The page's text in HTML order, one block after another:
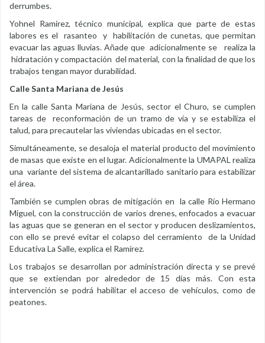
derrumbes.
Yohnel Ramírez, técnico municipal, explica que parte de estas
labores es el rasanteo y habilitación de cunetas, que permitan
evacuar las aguas lluvias. Añade que adicionalmente se realiza la
hidratación y compactación del material, con la finalidad de que los
trabajos tengan mayor durabilidad.
Calle Santa Mariana de Jesús
En la calle Santa Mariana de Jesús, sector el Churo, se cumplen
tareas de reconformación de un tramo de vía y se estabiliza el
talud, para precautelar las viviendas ubicadas en el sector.
Simultáneamente, se desaloja el material producto del movimiento
de masas que existe en el lugar. Adicionalmente la UMAPAL realiza
una variante del sistema de alcantarillado sanitario para estabilizar
el área.
También se cumplen obras de mitigación en la calle Río Hermano
Miguel, con la construcción de varios drenes, enfocados a evacuar
las aguas que se generan en el sector y producen deslizamientos,
con ello se prevé evitar el colapso del cerramiento de la Unidad
Educativa La Salle, explica el Ramírez.
Los trabajos se desarrollan por administración directa y se prevé
que se extiendan por alrededor de 15 días más. Con esta
intervención se podrá habilitar el acceso de vehículos, como de
peatones.